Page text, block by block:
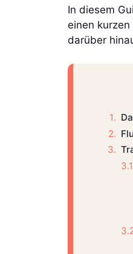
In diesem
einen
darüber